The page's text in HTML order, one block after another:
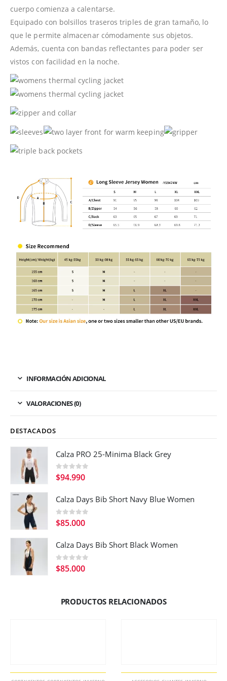
cuerpo comienza a calentarse.
Equipado con bolsillos traseros triples de gran tamaño, lo
que le permite almacenar cómodamente sus objetos.
Además, cuenta con bandas reflectantes para poder ser
vistos con facilidad en la noche.
INFORMACIÓN ADICIONAL
VALORACIONES (0)
DESTACADOS
Calza PRO 25-Minima Black Grey
0out of 5
$94.990
Calza Days Bib Short Navy Blue Women
0out of 5
$85.000
Calza Days Bib Short Black Women
0out of 5
$85.000
PRODUCTOS RELACIONADOS